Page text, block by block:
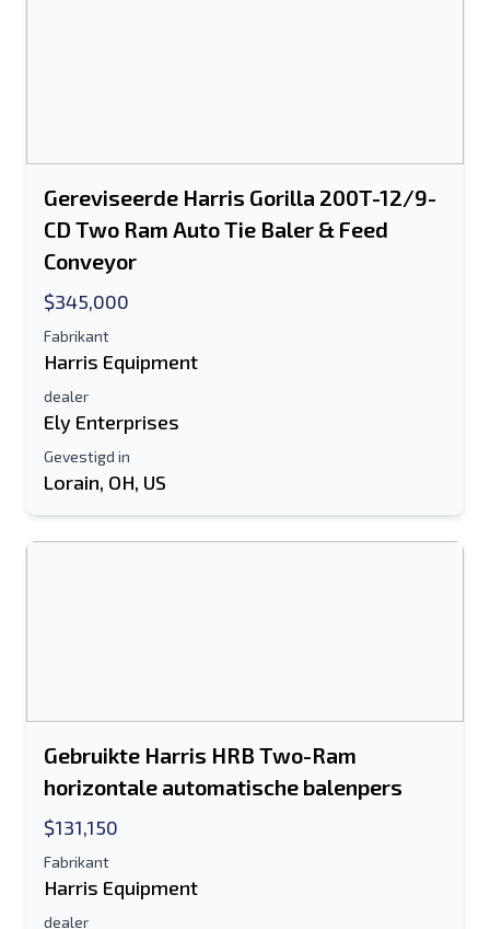
Send a Message
E-mailadres
Gereviseerde Harris Gorilla 200T-12/9-
CD Two Ram Auto Tie Baler & Feed
Conveyor
$345,000
Fabrikant
Harris Equipment
dealer
Ely Enterprises
Gevestigd in
Lorain, OH, US
Gebruikte Harris HRB Two-Ram
horizontale automatische balenpers
$131,150
Fabrikant
Harris Equipment
dealer
is verplicht
Stuur vermelding naar e-mail
Sms-lijst naar mobiel apparaat
Je volledige naam
Sturen